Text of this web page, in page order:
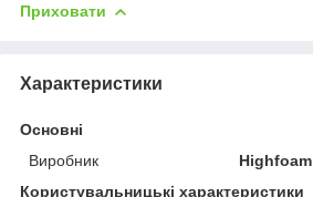
Приховати
Характеристики
Основні
Виробник
Highfoam
Користувальницькі характеристики